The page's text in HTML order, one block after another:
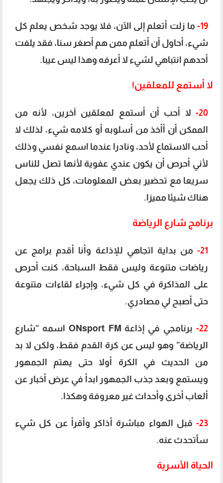
19- ما زلت أتعلم إلى الآن، فلا يوجد شخص يعلم كل
شيء، أحاول أن أتعلم ممن هم أصغر سنا، فقد يلفت
أحدهم انتباهي لشيء لا أعرفه وهذا ليس عيبا.
لا أستمع للمعلقين!
20-
لا أحب أن أستمع لمعلقين آخرين، لأنه من
الممكن أن أأخذ من أسلوبه أو كلامه شيء، لذلك لا
أحب الاستماع لأحد، ونادرا عندما اسمع نفسي وذلك
لأني أحرص أن يكون عندي عفوية لأنها تصل للناس
سريعا مع تحضير بعض المعلومات، كل ذلك يجعل
هناك شيئا مميزا.
برنامج شارع الرياضة
21-
من بداية اتجاهي للإذاعة وأنا أقدم برامج عن
رياضات متنوعة وليس فقط السباحة، كنت أحرص
على المذاكرة في كل شيء، وإجراء لقاءات متنوعة
حتى أصبح لي مصادري.
22-
برنامجي في إذاعة ONsport FM اسمه “شارع
الرياضة” وهو ليس عن كرة القدم فقط، ولكن لا بد
من الحديث في الكرة أولا حتى يهتم الجمهور
ويستمع وبعد جذب الجمهور ابدأ في عرض أخبار عن
ألعاب أخرى وأحداث غير معروفة وهكذا.
23-
قبل الهواء مباشرة أذاكر وأقرأ عن كل شيء
سأتحدث عنه.
الحياة الأسرية